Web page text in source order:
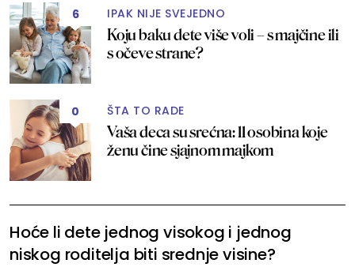
6 IPAK NIJE SVEJEDNO
Koju baku dete više voli – s majčine ili
s očeve strane?
0 ŠTA TO RADE
Vaša deca su srećna: 11 osobina koje
ženu čine sjajnom majkom
Hoće li dete jednog visokog i jednog
niskog roditelja biti srednje visine?